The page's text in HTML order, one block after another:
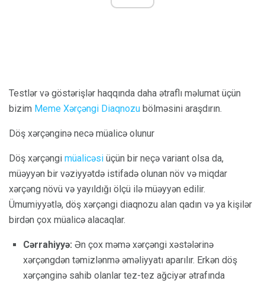
Testlər və göstərişlər haqqında daha ətraflı məlumat üçün
bizim Meme Xərçəngi Diaqnozu bölməsini araşdırın.
Döş xərçənginə necə müalicə olunur
Döş xərçəngi müalicəsi üçün bir neçə variant olsa da,
müəyyən bir vəziyyətdə istifadə olunan növ və miqdar
xərçəng növü və yayıldığı ölçü ilə müəyyən edilir.
Ümumiyyətlə, döş xərçəngi diaqnozu alan qadın və ya kişilər
birdən çox müalicə alacaqlar.
Cərrahiyyə: Ən çox məmə xərçəngi xəstələrinə
xərçəngdən təmizlənmə əməliyyatı aparılır. Erkən döş
xərçənginə sahib olanlar tez-tez ağciyər ətrafında